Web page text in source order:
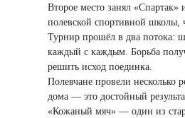
Второе место занял
полевской спортивной
Турнир прошёл в два потока:
каждый с каждым. Борьба
решить исход поединка.
Полевчане провели несколько
дома — это достойный
«Кожаный мяч» — один из